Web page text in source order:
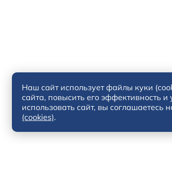
Наш сайт использует файлы куки
сайта, повысить его эффективность
использовать сайт, вы соглашаетесь
(cookies).